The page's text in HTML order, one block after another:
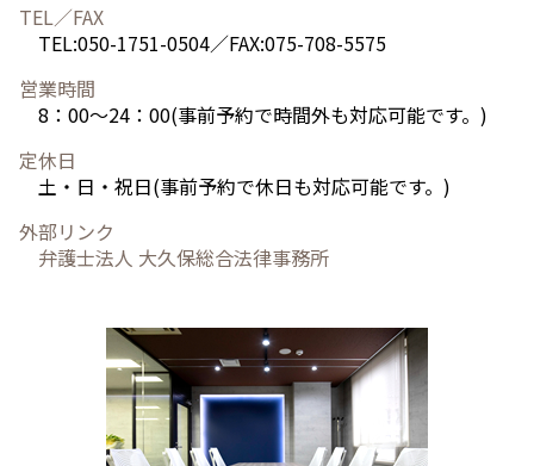
TEL／FAX
TEL:050-1751-0504／FAX:075-708-5575
営業時間
8：00～24：00(事前予約で時間外も対応可能です。)
定休日
土・日・祝日(事前予約で休日も対応可能です。)
外部リンク
弁護士法人 大久保総合法律事務所